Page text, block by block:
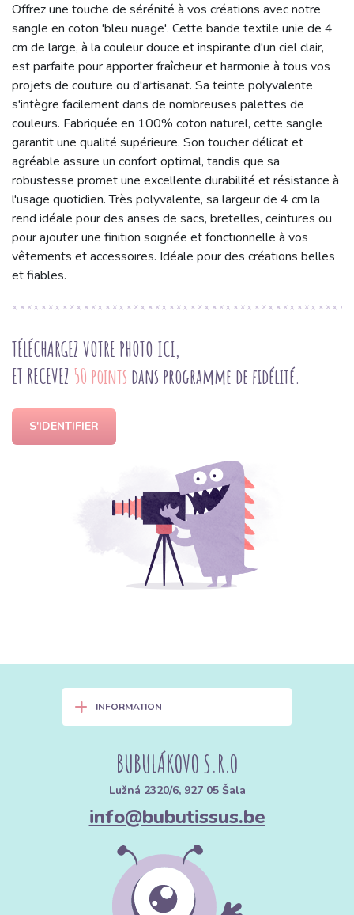
Offrez une touche de sérénité à vos créations avec notre
sangle en coton 'bleu nuage'. Cette bande textile unie de 4
cm de large, à la couleur douce et inspirante d'un ciel clair,
est parfaite pour apporter fraîcheur et harmonie à tous vos
projets de couture ou d'artisanat. Sa teinte polyvalente
s'intègre facilement dans de nombreuses palettes de
couleurs. Fabriquée en 100% coton naturel, cette sangle
garantit une qualité supérieure. Son toucher délicat et
agréable assure un confort optimal, tandis que sa
robustesse promet une excellente durabilité et résistance à
l'usage quotidien. Très polyvalente, sa largeur de 4 cm la
rend idéale pour des anses de sacs, bretelles, ceintures ou
pour ajouter une finition soignée et fonctionnelle à vos
vêtements et accessoires. Idéale pour des créations belles
et fiables.
TÉLÉCHARGEZ VOTRE PHOTO ICI,
ET RECEVEZ 50 points dans programme de fidélité.
S'IDENTIFIER
+ INFORMATION
BUBULÁKOVO S.R.O
Lužná 2320/6, 927 05 Šala
info@bubutissus.be